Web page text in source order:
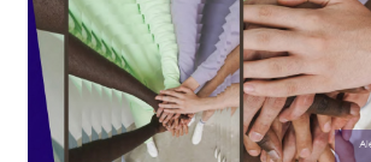
Editais de submissão
Equipe